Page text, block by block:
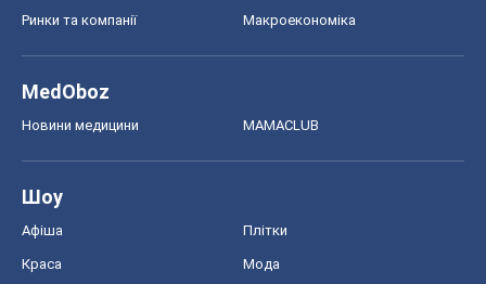
Ринки та компанії Макроекономіка
MedOboz
Новини медицини MAMACLUB
Шоу
Афіша Плітки
Краса Мода